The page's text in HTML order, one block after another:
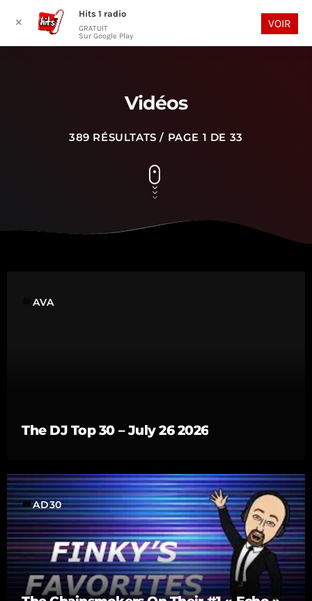
play_arrow
Vidéos
389 RÉSULTATS / PAGE 1 DE 33
AVA
The DJ Top 30 – July 26 2026
labelAD30
✕
Hits 1 radio
GRATUIT
Sur Google Play
VOIR